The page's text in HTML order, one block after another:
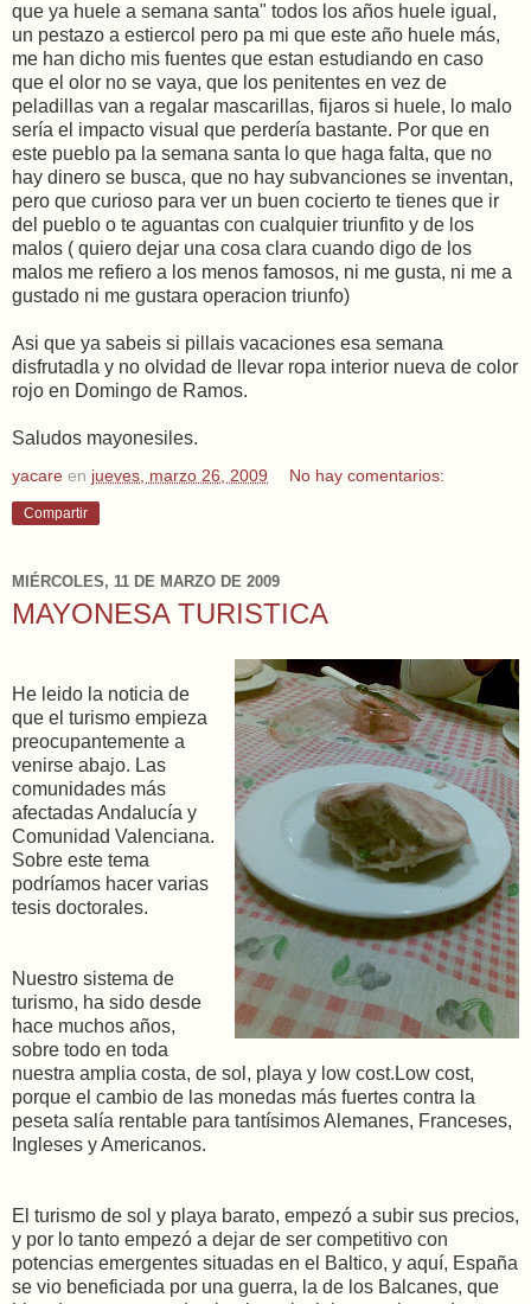
que ya huele a semana santa" todos los años huele igual,
un pestazo a estiercol pero pa mi que este año huele más,
me han dicho mis fuentes que estan estudiando en caso
que el olor no se vaya, que los penitentes en vez de
peladillas van a regalar mascarillas, fijaros si huele, lo malo
sería el impacto visual que perdería bastante. Por que en
este pueblo pa la semana santa lo que haga falta, que no
hay dinero se busca, que no hay subvanciones se inventan,
pero que curioso para ver un buen cocierto te tienes que ir
del pueblo o te aguantas con cualquier triunfito y de los
malos ( quiero dejar una cosa clara cuando digo de los
malos me refiero a los menos famosos, ni me gusta, ni me a
gustado ni me gustara operacion triunfo)
Asi que ya sabeis si pillais vacaciones esa semana
disfrutadla y no olvidad de llevar ropa interior nueva de color
rojo en Domingo de Ramos.
Saludos mayonesiles.
yacare en jueves, marzo 26, 2009 No hay comentarios:
Compartir
MIÉRCOLES, 11 DE MARZO DE 2009
MAYONESA TURISTICA
He leido la noticia de
que el turismo empieza
preocupantemente a
venirse abajo. Las
comunidades más
afectadas Andalucía y
Comunidad Valenciana.
Sobre este tema
podríamos hacer varias
tesis doctorales.
Nuestro sistema de
turismo, ha sido desde
hace muchos años,
sobre todo en toda
nuestra amplia costa, de sol, playa y low cost.Low cost,
porque el cambio de las monedas más fuertes contra la
peseta salía rentable para tantísimos Alemanes, Franceses,
Ingleses y Americanos.
El turismo de sol y playa barato, empezó a subir sus precios,
y por lo tanto empezó a dejar de ser competitivo con
potencias emergentes situadas en el Baltico, y aquí, España
se vio beneficiada por una guerra, la de los Balcanes, que